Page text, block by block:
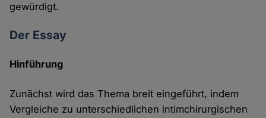
gewürdigt.
Der Essay
Hinführung
Zunächst wird das Thema breit eingeführt, indem
Vergleiche zu unterschiedlichen intimchirurgischen